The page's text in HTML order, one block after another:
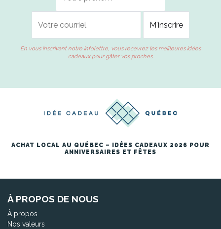
En vous inscrivant notre infolettre, vous recevrez les meilleures idées
cadeaux pour gâter vos proches.
ACHAT LOCAL AU QUÉBEC – IDÉES CADEAUX 2026 POUR
ANNIVERSAIRES ET FÊTES
À PROPOS DE NOUS
À propos
Nos valeurs